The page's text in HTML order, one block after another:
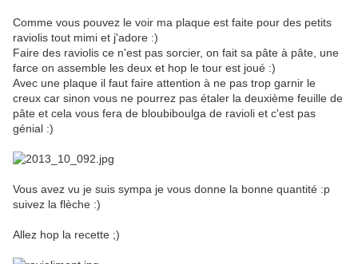
Comme vous pouvez le voir ma plaque est faite pour des petits
raviolis tout mimi et j'adore :)
Faire des raviolis ce n'est pas sorcier, on fait sa pâte à pâte, une
farce on assemble les deux et hop le tour est joué :)
Avec une plaque il faut faire attention à ne pas trop garnir le
creux car sinon vous ne pourrez pas étaler la deuxième feuille de
pâte et cela vous fera de bloubiboulga de ravioli et c'est pas
génial :)
Vous avez vu je suis sympa je vous donne la bonne quantité :p
suivez la flèche :)
Allez hop la recette ;)